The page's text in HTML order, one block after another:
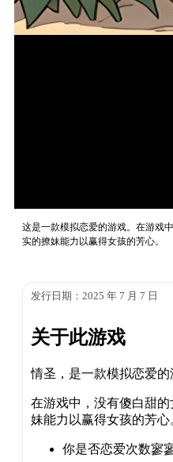
这是一款模拟恋爱的游戏。在游戏
实的撩妹能力以赢得女孩的芳心。
发行日期：2025 年 7 月 7 日
关于此游戏
情圣，是一款模拟恋爱的
在游戏中，没有傻白甜
妹能力以赢得女孩的芳心
你是否恋爱次数寥